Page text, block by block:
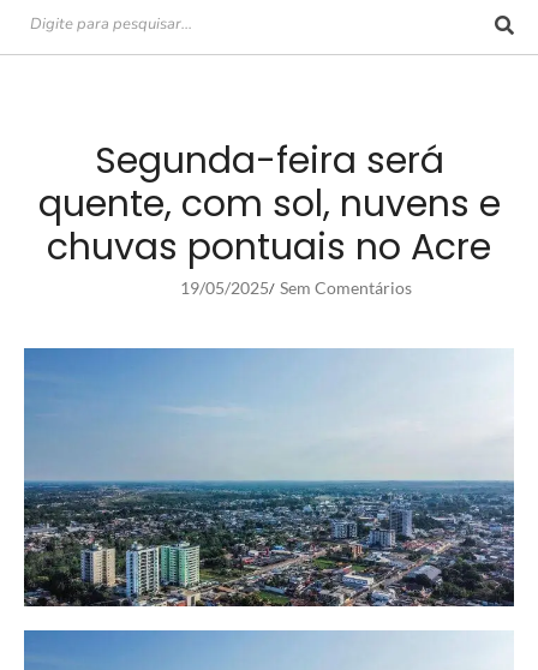
Segunda-feira será
quente, com sol, nuvens e
chuvas pontuais no Acre
19/05/2025/ Sem Comentários